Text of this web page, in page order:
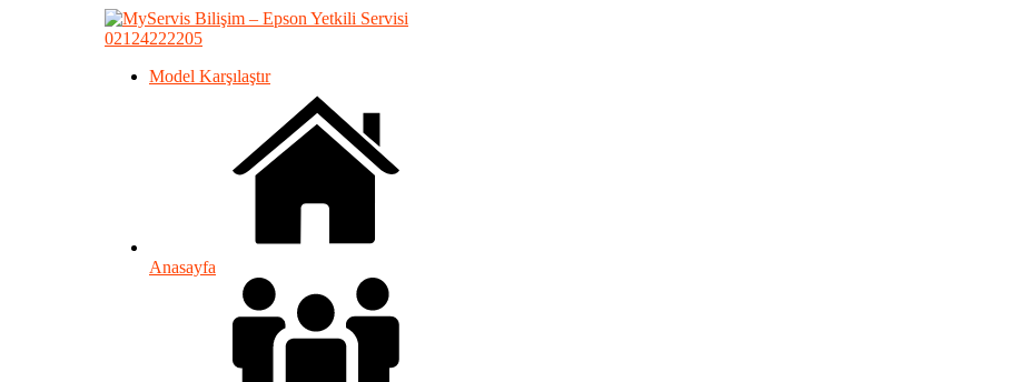
02124222205
Model Karşılaştır
Anasayfa